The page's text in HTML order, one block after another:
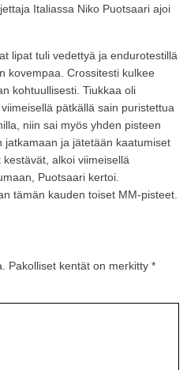
Italiassa Niko Puotsaari ajoi
lipat tuli vedettyä ja endurotestillä
kovempaa. Crossitesti kulkee
kohtuullisesti. Tiukkaa oli
pätkällä sain puristettua
niin sai myös yhden pisteen
jatkamaan ja jätetään kaatumiset
alkoi viimeisellä
Puotsaari kertoi.
tämän kauden toiset MM-pisteet.
Pakolliset kentät on merkitty *